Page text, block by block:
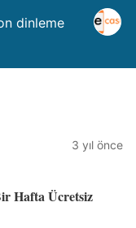
dinleme
3 yıl önce
Hafta Ücretsiz